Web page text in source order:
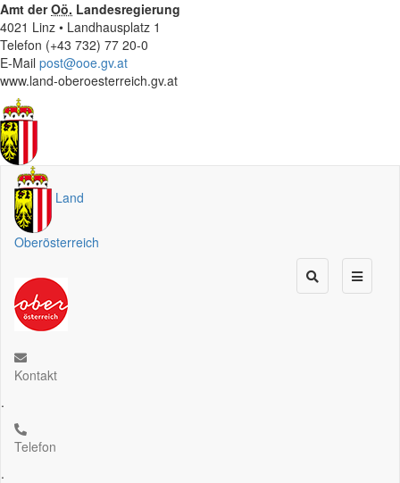
Amt derOö. Landesregierung
4021 Linz • Landhausplatz 1
Telefon (+43 732) 77 20-0
E-Mail post@ooe.gv.at
www.land-oberoesterreich.gv.at
Land
Oberösterreich
Kontakt
.
Telefon
.